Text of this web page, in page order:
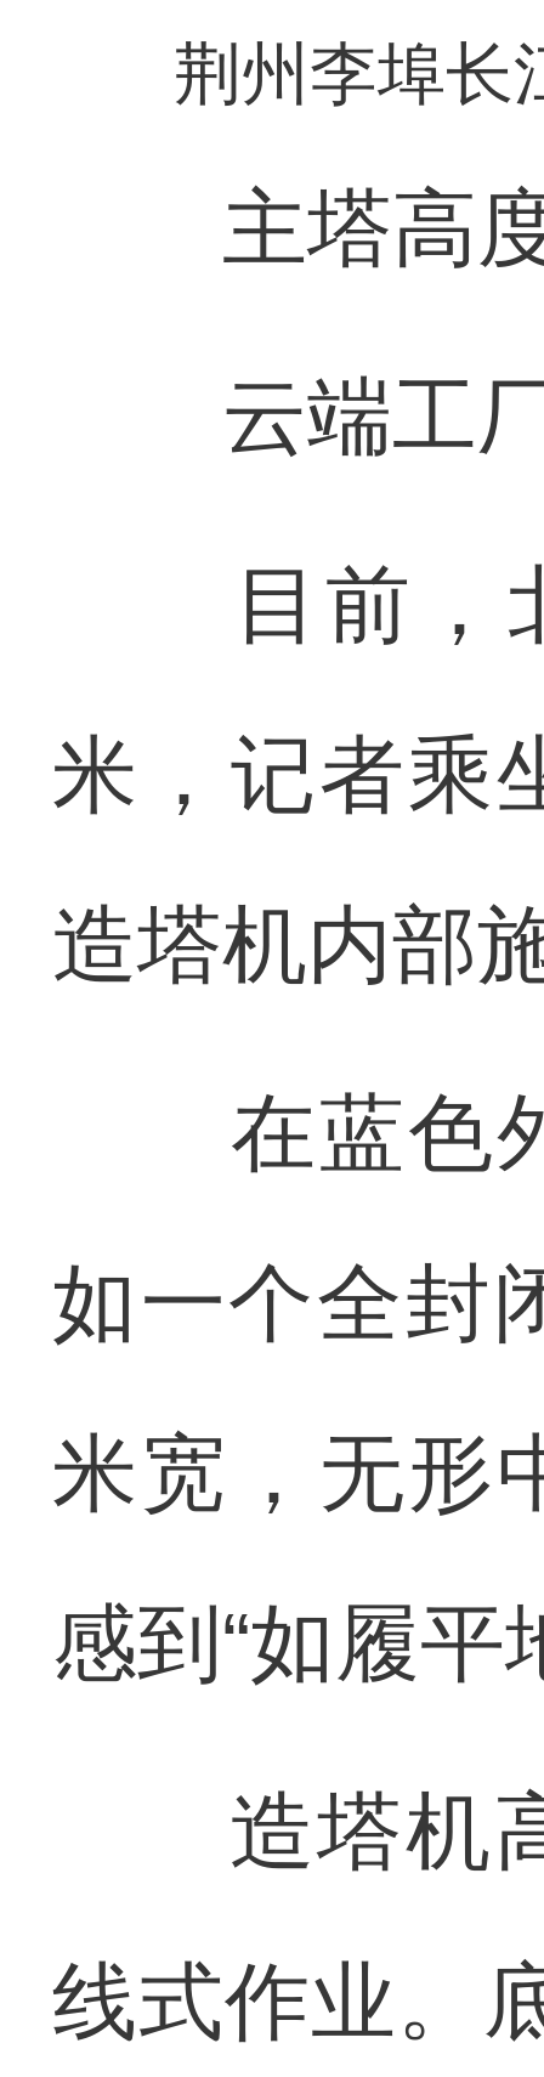
荆州李埠长
主塔高度
云端工厂
目前，北
米，记者乘
造塔机内部
在蓝色外
如一个全封
米宽，无形
感到“如履平
造塔机高
线式作业。